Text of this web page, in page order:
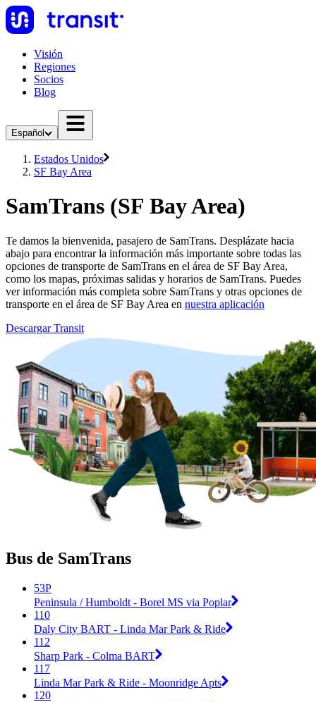
Visión
Regiones
Socios
Blog
Español
Estados Unidos
SF Bay Area
SamTrans (SF Bay Area)
Te damos la bienvenida, pasajero de SamTrans. Desplázate hacia
abajo para encontrar la información más importante sobre todas las
opciones de transporte de SamTrans en el área de SF Bay Area,
como los mapas, próximas salidas y horarios de SamTrans. Puedes
ver información más completa sobre SamTrans y otras opciones de
transporte en el área de SF Bay Area en nuestra aplicación
Descargar Transit
Bus de SamTrans
53P
Peninsula / Humboldt - Borel MS via Poplar
110
Daly City BART - Linda Mar Park & Ride
112
Sharp Park - Colma BART
117
Linda Mar Park & Ride - Moonridge Apts
120